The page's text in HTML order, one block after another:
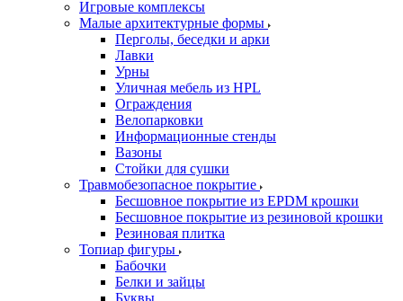
Игровые комплексы
Малые архитектурные формы
Перголы, беседки и арки
Лавки
Урны
Уличная мебель из HPL
Ограждения
Велопарковки
Информационные стенды
Вазоны
Стойки для сушки
Травмобезопасное покрытие
Бесшовное покрытие из EPDM крошки
Бесшовное покрытие из резиновой крошки
Резиновая плитка
Топиар фигуры
Бабочки
Белки и зайцы
Буквы